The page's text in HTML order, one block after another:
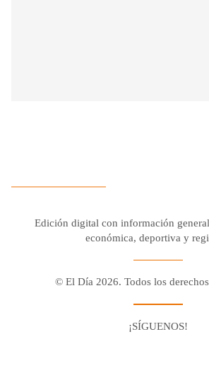
Edición digital con información
económica, deportiva y
© El Día 2026. Todos los
¡SÍGUENOS!